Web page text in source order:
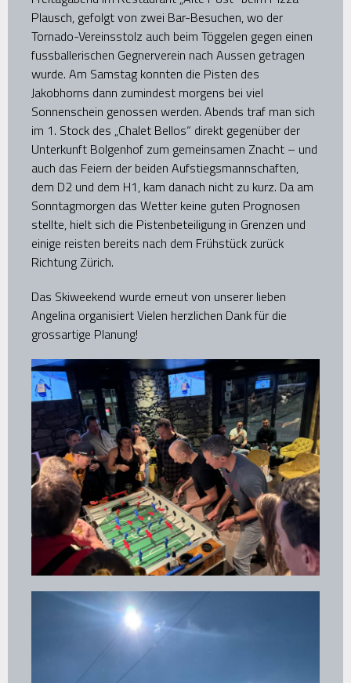
Plausch, gefolgt von zwei Bar-Besuchen, wo der
Tornado-Vereinsstolz auch beim Töggelen gegen einen
fussballerischen Gegnerverein nach Aussen getragen
wurde. Am Samstag konnten die Pisten des
Jakobhorns dann zumindest morgens bei viel
Sonnenschein genossen werden. Abends traf man sich
im 1. Stock des „Chalet Bellos“ direkt gegenüber der
Unterkunft Bolgenhof zum gemeinsamen Znacht – und
auch das Feiern der beiden Aufstiegsmannschaften,
dem D2 und dem H1, kam danach nicht zu kurz. Da am
Sonntagmorgen das Wetter keine guten Prognosen
stellte, hielt sich die Pistenbeteiligung in Grenzen und
einige reisten bereits nach dem Frühstück zurück
Richtung Zürich.
Das Skiweekend wurde erneut von unserer lieben
Angelina organisiertVielen herzlichen Dank für die
grossartige Planung!